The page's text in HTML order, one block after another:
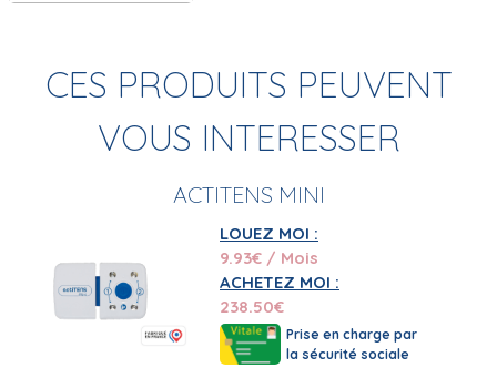
CES PRODUITS PEUVENT
VOUS INTERESSER
ACTITENS MINI
LOUEZ MOI :
9.93€ / Mois
ACHETEZ MOI :
238.50€
Prise en charge par
la sécurité sociale